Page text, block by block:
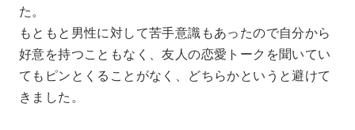
た。
もともと男性に対して苦手意識もあったので自分から
好意を持つこともなく、友人の恋愛トークを聞いてい
てもピンとくることがなく、どちらかというと避けて
きました。